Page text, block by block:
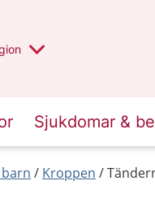
valt region
annan
Sjukdomar &
Kroppen